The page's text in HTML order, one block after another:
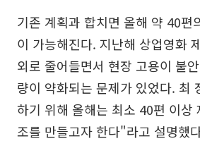
기존 계획과 합치면 올해 약 40편
이 가능해진다. 지난해 상업영화
외로 줄어들면서 현장 고용이 불
량이 약화되는 문제가 있었다. 최
하기 위해 올해는 최소 40편 이상
조를 만들고자 한다"라고 설명했